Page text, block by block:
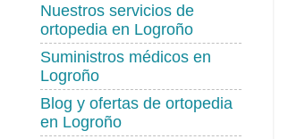
Nuestros servicios de
ortopedia en Logroño
Suministros médicos en
Logroño
Blog y ofertas de ortopedia
en Logroño